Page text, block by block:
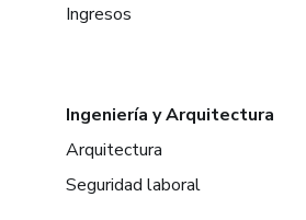
Ingresos
Ingeniería y Arquitectura
Arquitectura
Seguridad laboral